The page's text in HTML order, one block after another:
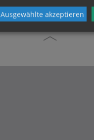
Ausgewählte akzeptieren